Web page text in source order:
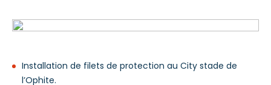
Installation de filets de protection au City stade de
l’Ophite.